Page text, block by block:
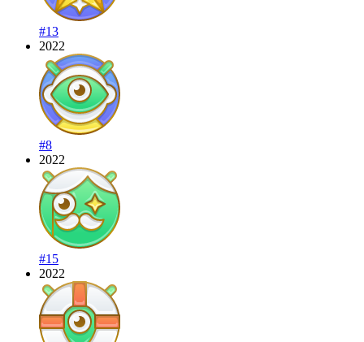
#13
2022
#8
2022
#15
2022